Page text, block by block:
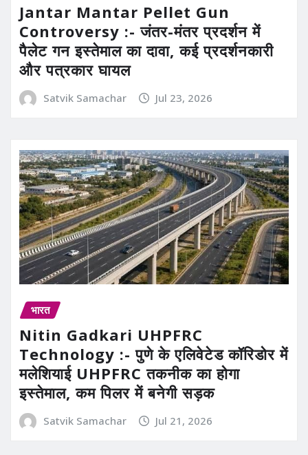
Jantar Mantar Pellet Gun
Controversy :- जंतर-मंतर प्रदर्शन में
पैलेट गन इस्तेमाल का दावा, कई प्रदर्शनकारी
और पत्रकार घायल
Satvik Samachar Jul 23, 2026
भारत
Nitin Gadkari UHPFRC
Technology :- पुणे के एलिवेटेड कॉरिडोर में
मलेशियाई UHPFRC तकनीक का होगा
इस्तेमाल, कम पिलर में बनेगी सड़क
Satvik Samachar Jul 21, 2026